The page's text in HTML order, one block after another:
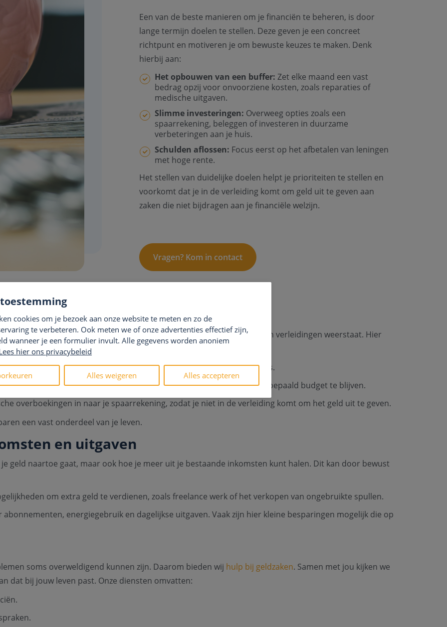
Een van de beste manieren om je financiën te beheren, is door
lange termijn doelen te stellen. Deze geven je een concreet
richtpunt en motiveren je om bewuste keuzes te maken. Denk
hierbij aan:
Het opbouwen van een buffer: Zet elke maand een vast
bedrag opzij voor onvoorziene kosten, zoals reparaties of
medische uitgaven.
Slimme investeringen: Overweeg opties zoals een
spaarrekening, beleggen of investeren in duurzame
verbeteringen aan je huis.
Schulden aflossen: Focus eerst op het afbetalen van leningen
met hoge rente.
Het stellen van duidelijke doelen helpt je prioriteiten te stellen en
voorkomt dat je in de verleiding komt om geld uit te geven aan
zaken die niet bijdragen aan je financiële welzijn.
Vragen? Kom in contact
financiële strategie. Dit betekent dat je bewust keuzes maakt en verleidingen weerstaat. Hier
of je een aankoop echt nodig hebt of dat het een tijdelijke behoefte is.
beschikbaar die je helpen je uitgaven bij te houden en binnen een bepaald budget te blijven.
overboekingen in naar je spaarrekening, zodat je niet in de verleiding komt om het geld uit te geven.
een vast onderdeel van je leven.
en uitgaven
geld naartoe gaat, maar ook hoe je meer uit je bestaande inkomsten kunt halen. Dit kan door bewust
om extra geld te verdienen, zoals freelance werk of het verkopen van ongebruikte spullen.
abonnementen, energiegebruik en dagelijkse uitgaven. Vaak zijn hier kleine besparingen mogelijk die op
soms overweldigend kunnen zijn. Daarom bieden wij hulp bij geldzaken. Samen met jou kijken we
dat bij jouw leven past. Onze diensten omvatten:
cookies om je bezoek aan onze website te meten en zo de
te verbeteren. Ook meten we of onze advertenties effectief zijn,
wanneer je een formulier invult. Alle gegevens worden anoniem
hier ons privacybeleid
Alles weigeren Alles accepteren